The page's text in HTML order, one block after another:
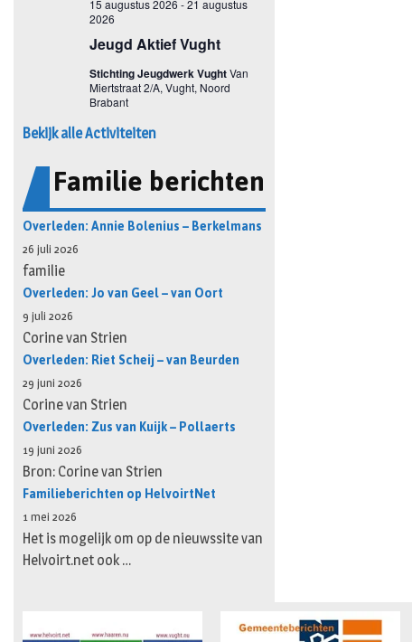
Bekijk alle Activiteiten
Familie berichten
Overleden: Annie Bolenius – Berkelmans
26 juli 2026
familie
Overleden: Jo van Geel – van Oort
9 juli 2026
Corine van Strien
Overleden: Riet Scheij – van Beurden
29 juni 2026
Corine van Strien
Overleden: Zus van Kuijk – Pollaerts
19 juni 2026
Bron: Corine van Strien
Familieberichten op HelvoirtNet
1 mei 2026
Het is mogelijk om op de nieuwssite van
Helvoirt.net ook …